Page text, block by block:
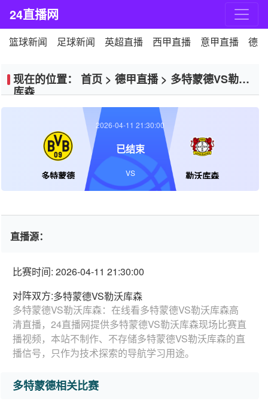
24直播网
篮球新闻 足球新闻 英超直播 西甲直播 意甲直播 德
现在的位置： 首页 > 德甲直播> 多特蒙德VS勒沃
库森
多特蒙德 勒沃库森
2026-04-11 21:30:00
已结束
VS
直播源：
比赛时间: 2026-04-11 21:30:00
对阵双方:多特蒙德VS勒沃库森
多特蒙德VS勒沃库森：在线看多特蒙德VS勒沃库森高
清直播，24直播网提供多特蒙德VS勒沃库森现场比赛直
播视频，本站不制作、不存储多特蒙德VS勒沃库森的直
播信号，只作为技术探索的导航学习用途。
多特蒙德相关比赛